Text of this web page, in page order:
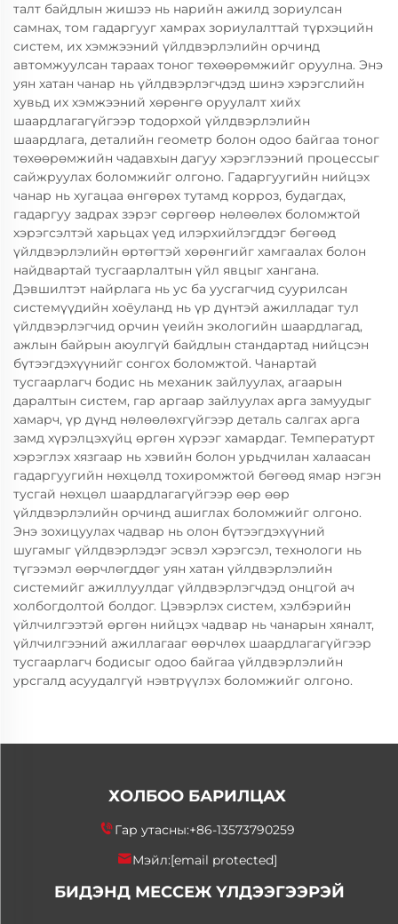
талт байдлын жишээ нь нарийн ажилд зориулсан
самнах, том гадаргууг хамрах зориулалттай түрхэцийн
систем, их хэмжээний үйлдвэрлэлийн орчинд
автомжуулсан тараах тоног төхөөрөмжийг оруулна. Энэ
уян хатан чанар нь үйлдвэрлэгчдэд шинэ хэрэгслийн
хувьд их хэмжээний хөрөнгө оруулалт хийх
шаардлагагүйгээр тодорхой үйлдвэрлэлийн
шаардлага, деталийн геометр болон одоо байгаа тоног
төхөөрөмжийн чадавхын дагуу хэрэглээний процессыг
сайжруулах боломжийг олгоно. Гадаргуугийн нийцэх
чанар нь хугацаа өнгөрөх тутамд корроз, будагдах,
гадаргуу задрах зэрэг сөргөөр нөлөөлөх боломжтой
хэрэгсэлтэй харьцах үед илэрхийлэгддэг бөгөөд
үйлдвэрлэлийн өртөгтэй хөрөнгийг хамгаалах болон
найдвартай тусгаарлалтын үйл явцыг хангана.
Дэвшилтэт найрлага нь ус ба уусгагчид суурилсан
системүүдийн хоёуланд нь үр дүнтэй ажилладаг тул
үйлдвэрлэгчид орчин үеийн экологийн шаардлагад,
ажлын байрын аюулгүй байдлын стандартад нийцсэн
бүтээгдэхүүнийг сонгох боломжтой. Чанартай
тусгаарлагч бодис нь механик зайлуулах, агаарын
даралтын систем, гар аргаар зайлуулах арга замуудыг
хамарч, үр дүнд нөлөөлөхгүйгээр деталь салгах арга
замд хүрэлцэхүйц өргөн хүрээг хамардаг. Температурт
хэрэглэх хязгаар нь хэвийн болон урьдчилан халаасан
гадаргуугийн нөхцөлд тохиромжтой бөгөөд ямар нэгэн
тусгай нөхцөл шаардлагагүйгээр өөр өөр
үйлдвэрлэлийн орчинд ашиглах боломжийг олгоно.
Энэ зохицуулах чадвар нь олон бүтээгдэхүүний
шугамыг үйлдвэрлэдэг эсвэл хэрэгсэл, технологи нь
түгээмэл өөрчлөгддөг уян хатан үйлдвэрлэлийн
системийг ажиллуулдаг үйлдвэрлэгчдэд онцгой ач
холбогдолтой болдог. Цэвэрлэх систем, хэлбэрийн
үйлчилгээтэй өргөн нийцэх чадвар нь чанарын хяналт,
үйлчилгээний ажиллагааг өөрчлөх шаардлагагүйгээр
тусгаарлагч бодисыг одоо байгаа үйлдвэрлэлийн
урсгалд асуудалгүй нэвтрүүлэх боломжийг олгоно.
ХОЛБОО БАРИЛЦАХ
Гар утасны:+86-13573790259
Мэйл:[email protected]
БИДЭНД МЕССЕЖ ҮЛДЭЭГЭЭРЭЙ